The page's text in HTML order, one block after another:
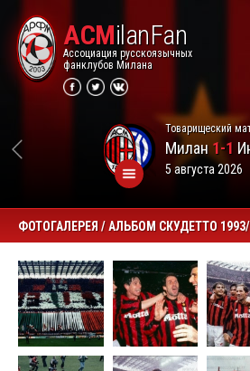
ACMilanFan
Ассоциация русскоязычных
фанклубов Милана
Товарищеский
Милан1-1
5 августа 2026
ФОТОГАЛЕРЕЯ / АЛЬБОМ СКУДЕТТО 1993/